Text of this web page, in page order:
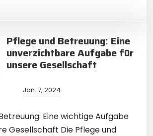
Pflege und Betreuung: Eine
unverzichtbare Aufgabe für
unsere Gesellschaft
Jan. 7, 2024
Eine wichtige Aufgabe
Gesellschaft Die Pflege und